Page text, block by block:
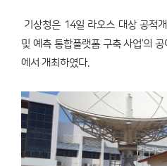
기상청은 14일 라오스 대상 공적
및 예측 통합플랫폼 구축 사업’의
에서 개최하였다.